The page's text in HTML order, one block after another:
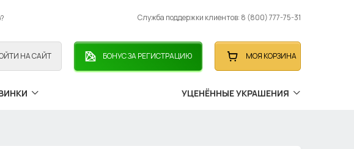
Служба поддержки клиентов: 8 (800) 777-75-31
НА САЙТ БОНУС ЗА РЕГИСТРАЦИЮ МОЯ КОРЗИНА
УЦЕНЁННЫЕ УКРАШЕНИЯ